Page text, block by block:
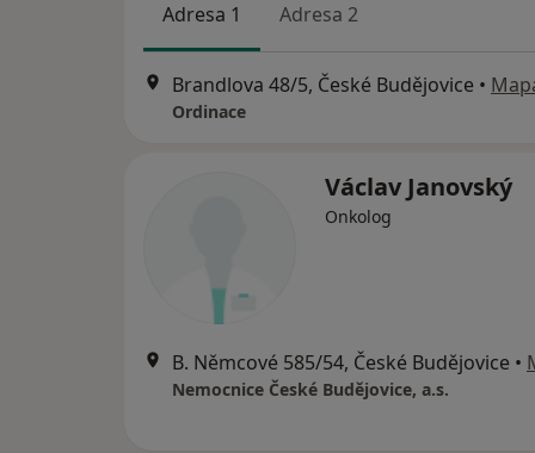
Adresa 1 Adresa 2
Brandlova 48/5, České Budějovice •
Ordinace
Václav Janovský
Onkolog
B. Němcové 585/54, České Budějovice •
Nemocnice České Budějovice, a.s.